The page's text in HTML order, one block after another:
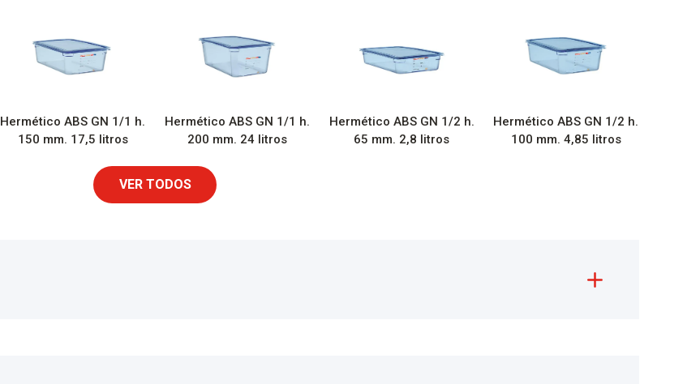
Hermético ABS GN 1/1 h.
150 mm. 17,5 litros
Hermético ABS GN 1/1 h.
200 mm. 24 litros
Hermético ABS GN 1/2 h.
65 mm. 2,8 litros
Hermético ABS GN 1/2 h.
100 mm. 4,85 litros
VER TODOS